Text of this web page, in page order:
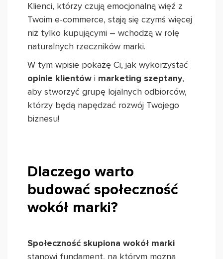
Klienci, którzy czują emocjonalną więź z
Twoim e-commerce, stają się czymś więcej
niż tylko kupującymi – wchodzą w rolę
naturalnych rzeczników marki.
W tym wpisie pokażę Ci, jak wykorzystać
opinie klientów i marketing szeptany,
aby stworzyć grupę lojalnych odbiorców,
którzy będą napędzać rozwój Twojego
biznesu!
Dlaczego warto
budować społeczność
wokół marki?
Społeczność skupiona wokół marki
stanowi fundament, na którym można